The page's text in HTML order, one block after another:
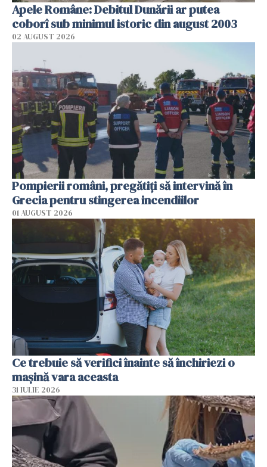
Apele Române: Debitul Dunării ar putea
coborî sub minimul istoric din august 2003
02 AUGUST 2026
Pompierii români, pregătiţi să intervină în
Grecia pentru stingerea incendiilor
01 AUGUST 2026
Ce trebuie să verifici înainte să închiriezi o
mașină vara aceasta
31 IULIE 2026